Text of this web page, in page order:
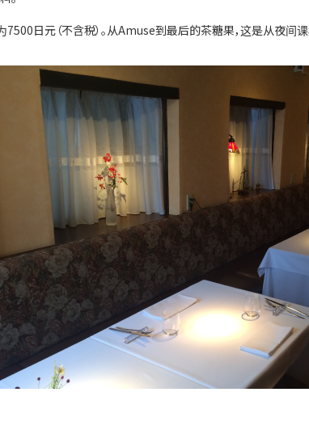
日元（不含税）。从Amuse到最后的茶糖果，这是从